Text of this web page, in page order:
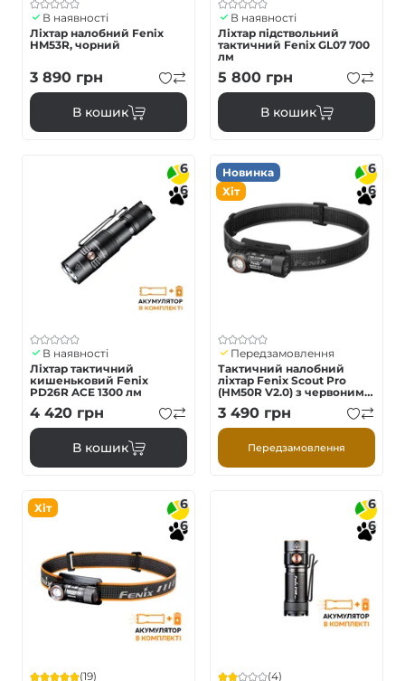
В наявності
Ліхтар налобний Fenix
HM53R, чорний
3 890 грн
В кошик
В наявності
Ліхтар підствольний
тактичний Fenix GL07 700
лм
5 800 грн
В кошик
6
6
В наявності
Ліхтар тактичний
кишеньковий Fenix
PD26R ACE 1300 лм
4 420 грн
В кошик
Новинка
Хіт
6
6
Передзамовлення
Тактичний налобний
ліхтар Fenix Scout Pro
(HM50R V2.0) з червоним
та зеленим світлом |
Лімітована серія
3 490 грн
Передзамовлення
Хіт
6
6
(19)
6
6
(4)